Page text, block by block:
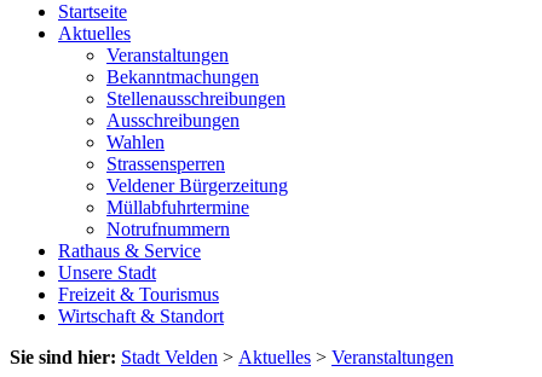
Startseite
Aktuelles
Veranstaltungen
Bekanntmachungen
Stellenausschreibungen
Ausschreibungen
Wahlen
Strassensperren
Veldener Bürgerzeitung
Müllabfuhrtermine
Notrufnummern
Rathaus & Service
Unsere Stadt
Freizeit & Tourismus
Wirtschaft & Standort
Sie sind hier: Stadt Velden > Aktuelles > Veranstaltungen